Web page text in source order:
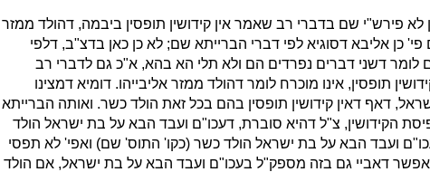
לא פירש"י שם בדברי רב שאמר אין קידושין תופסין ביבמה, דהולד ממזר
כן אליבא דסוגיא לפי דברי הברייתא שם; לא כן כאן בדצ"ב, דלפי
לומר דשני דברים נפרדים הם ולא תלי הא בהא, א"כ גם לדברי רב
תופסין, אינו מוכרח לומר דהולד ממזר אליבייהו. דומיא דמצינו
דאף דאין קידושין תופסין בהם בכל זאת הולד כשר. ואותה הברייתא
הקידושין, צ"ל דהיא סוברת, דעכו"ם ועבד הבא על בת ישראל הולד
ועבד הבא על בת ישראל הולד כשר (כקו' התוס' שם) ואפי' לא תפסי
דאביי גם בזה מספק"ל בעכו"ם ועבד הבא על בת ישראל, אם הולד